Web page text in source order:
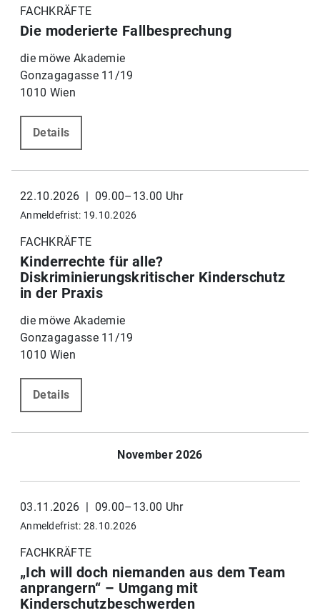
FACHKRÄFTE
Die moderierte Fallbesprechung
die möwe Akademie
Gonzagagasse 11/19
1010 Wien
Details
22.10.2026 | 09.00–13.00 Uhr
Anmeldefrist: 19.10.2026
FACHKRÄFTE
Kinderrechte für alle?
Diskriminierungskritischer Kinderschutz
in der Praxis
die möwe Akademie
Gonzagagasse 11/19
1010 Wien
Details
November 2026
03.11.2026 | 09.00–13.00 Uhr
Anmeldefrist: 28.10.2026
FACHKRÄFTE
„Ich will doch niemanden aus dem Team
anprangern“ – Umgang mit
Kinderschutzbeschwerden